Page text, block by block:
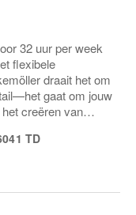
32 uur per week
flexibele
draait het om
gaat om jouw
creëren van
we voor een
TD